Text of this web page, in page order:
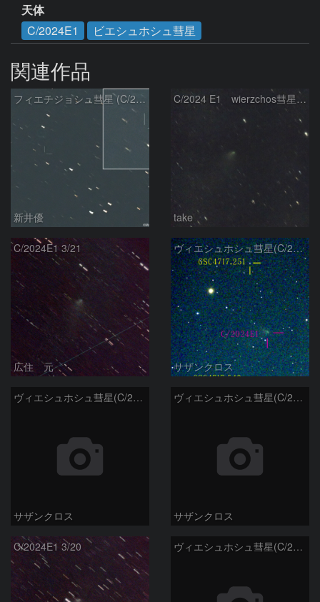
天体
C/2024E1
ビエシュホシュ彗星
関連作品
フィエチジョシュ彗星 (C/2024E1)：2026/04/02
新井優
C/2024 E1 wierzchos彗星（3/22）
take
C/2024E1 3/21
広住 元
ヴィエシュホシュ彗星(C/2024E1) 3月14日Seestar50
サザンクロス
ヴィエシュホシュ彗星(C/2024E1) 3月11日Seestar50
サザンクロス
ヴィエシュホシュ彗星(C/2024E1) 3月‎5日Seestar50
サザンクロス
C/2024E1 3/20 ヴィエシュホシュ彗星(C/2024E1) 3月‎1日Seestar50